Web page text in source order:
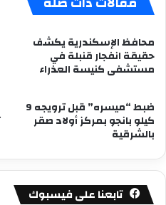
محافظ الإسكندرية يكشف
حقيقة انفجار قنبلة في
مستشفى كنيسة العذراء
ضبط “ميسره” قبل ترويجه 9
كيلو بانجو بمركز أولاد صقر
بالشرقية
تابعنا على فيسبوك